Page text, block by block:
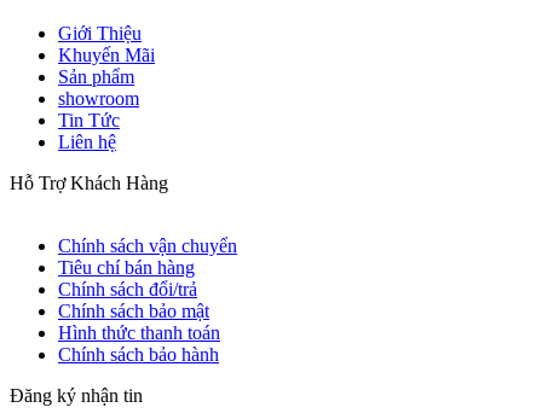
Giới Thiệu
Khuyến Mãi
Sản phẩm
showroom
Tin Tức
Liên hệ
Hỗ Trợ Khách Hàng
Chính sách vận chuyển
Tiêu chí bán hàng
Chính sách đổi/trả
Chính sách bảo mật
Hình thức thanh toán
Chính sách bảo hành
Đăng ký nhận tin